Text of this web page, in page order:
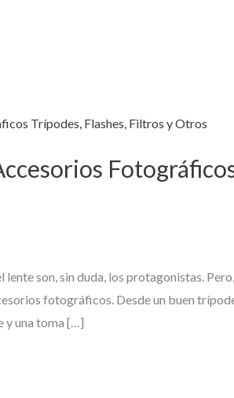
son, sin duda, los protagonistas.
fotográficos. Desde un buen
y una toma […]